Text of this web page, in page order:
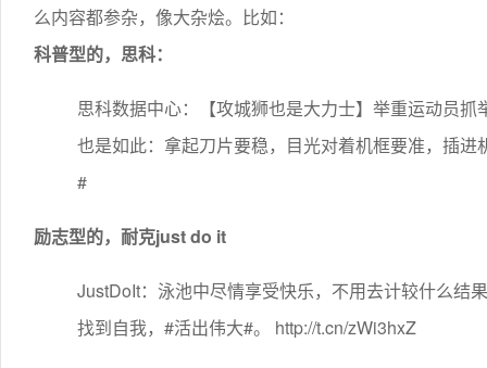
么内容都参杂，像大杂烩。比如：
科普型的，思科：
思科数据中心：【攻城狮也是大力士】举重运动员
也是如此：拿起刀片要稳，目光对着机框要准，插
#
励志型的，耐克just do it
JustDoIt：泳池中尽情享受快乐，不用去计较什么结
找到自我，#活出伟大#。 http://t.cn/zWi3hxZ